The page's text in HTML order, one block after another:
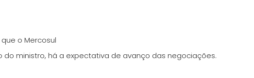
o Mercosul
ministro, há a expectativa de avanço das negociações.